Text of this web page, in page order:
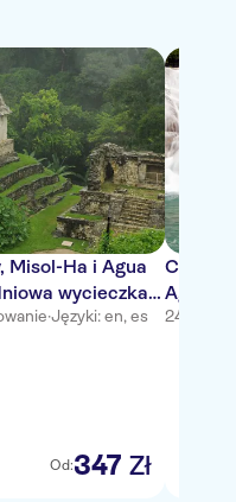
Misol-Ha i Agua
wycieczka z
·Języki: en, es
Od:347 Zł
Agua
24